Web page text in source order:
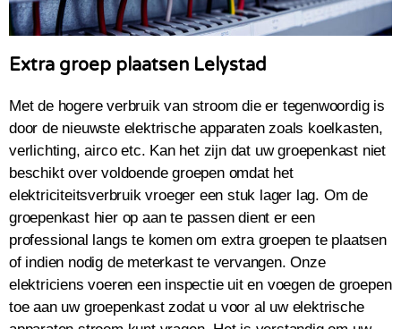
Extra groep plaatsen Lelystad
Met de hogere verbruik van stroom die er tegenwoordig is
door de nieuwste elektrische apparaten zoals koelkasten,
verlichting, airco etc. Kan het zijn dat uw groepenkast niet
beschikt over voldoende groepen omdat het
elektriciteitsverbruik vroeger een stuk lager lag. Om de
groepenkast hier op aan te passen dient er een
professional langs te komen om extra groepen te plaatsen
of indien nodig de meterkast te vervangen. Onze
elektriciens voeren een inspectie uit en voegen de groepen
toe aan uw groepenkast zodat u voor al uw elektrische